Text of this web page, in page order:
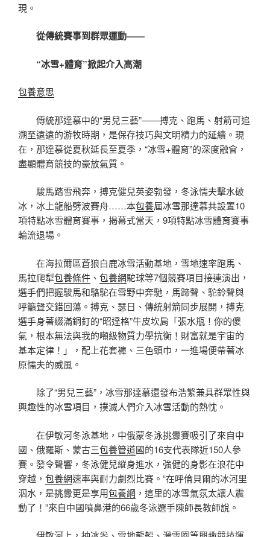
現。
從傳統賽事到群眾運動——
“冰雪+體育”掀起介入高潮
包養意思
傳統那達慕中的“男兒三藝”——搏克、跑馬、射箭可追
溯至遠遠的游牧時期，是保存技巧與文明精力的延續。現
在，那達慕從夏秋延長至夏季，“冰雪+體育”的深度融會，
盡顯體育競技的豪放氣質。
駿馬踏雪飛奔，搏克健兒英姿勃發，冬泳懦夫擊水破
冰，冰上龍船劈波賽舟……本包養屆冰雪那達慕共設置10
項特點冰雪體育賽事，揭幕式當天，9項特點冰雪體育賽事
輪流退場。
在海拉爾區蒼狼白鹿冰雪活動基地，雪地速率跑馬、
馬拉爬犁包養條件 、 包養網駝球等7個競賽項目接連演出，
選手們把握駿馬和駱駝在雪野中奔馳，馬蹄聲、駝鈴聲與
呼籲聲交錯回蕩。搏克、瑟日、傳統射箭同步展開，搏克
選手身著綴滿銅釘的“昭達格”牛皮坎肩「張水瓶！你的傻
氣，根本無法與我的噸級物質力學抗衡！財富就是宇宙的
基本定律！」，配上花套褲、三色頭巾，一進場便帶著冰
原懦夫的威風。
除了“男兒三藝”，冰雪那達慕還發布浩繁兼具群眾性與
興趣性的冰雪項目，撲滅人們介入冰雪活動的熱忱。
在伊敏河冬泳基地，中俄蒙冬泳挑釁賽吸引了來自中
國、俄羅斯、蒙古三包養管道國的16支代表隊近150人參
賽。發令聲響，冬泳健兒縱身進水，強健的身影在浪花中
穿越， 包養網速率與耐力劇烈比賽。“在呼倫貝爾的冰河里
泅水，是挑釁更是享用包養網 ，這里的冰雪氣氛太讓人震
動了！”來自中國噴鼻港的66歲冬泳選手陳師長教師說。